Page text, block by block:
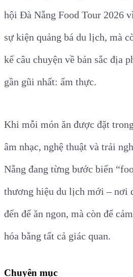
hội Đà Nẵng Food Tour 2026
sự kiện quảng bá du lịch, mà
kể câu chuyện về bản sắc địa
gần gũi nhất: ẩm thực.
Khi mỗi món ăn được đặt
âm nhạc, nghệ thuật và trải
Nẵng đang từng bước biến
thương hiệu du lịch mới – nơi
đến để ăn ngon, mà còn để
hóa bằng tất cả giác quan.
Chuyên mục